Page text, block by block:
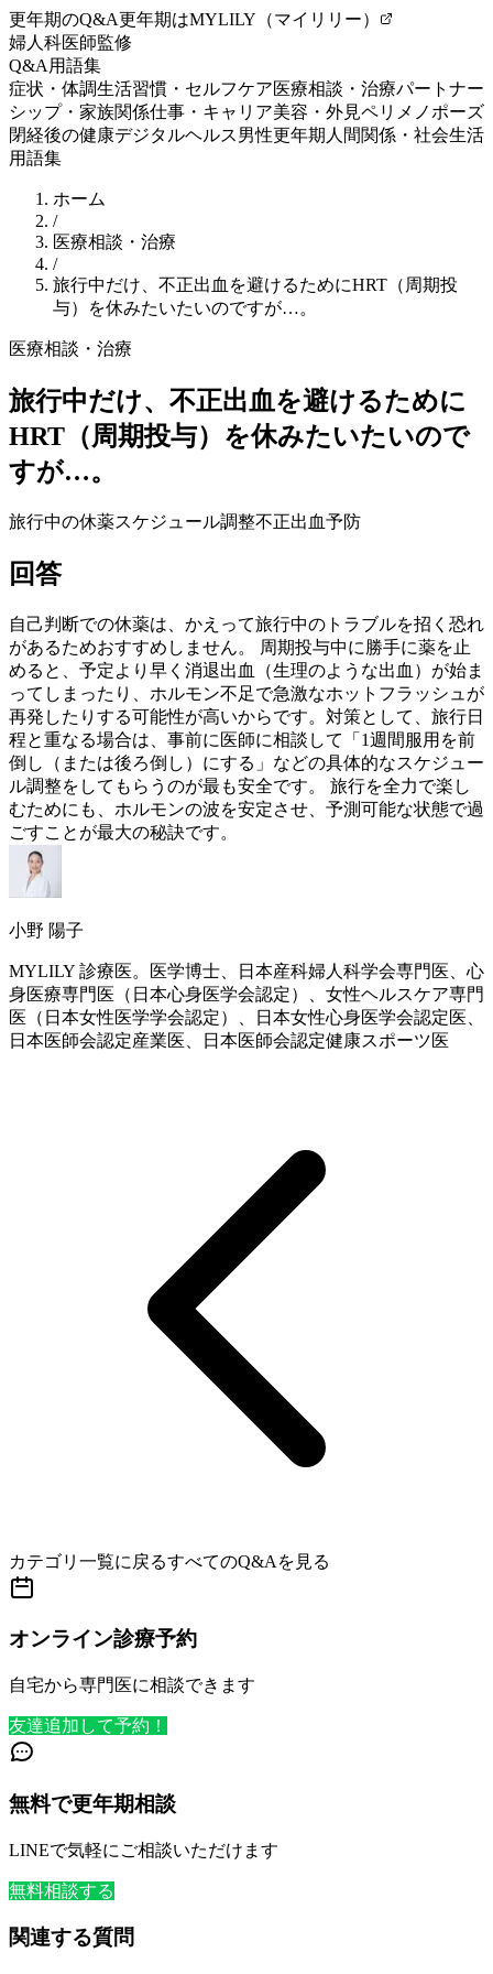
更年期のQ&A更年期はMYLILY（マイリリー）
婦人科医師監修
Q&A 用語集
症状・体調生活習慣・セルフケア医療相談・治療パートナー
シップ・家族関係仕事・キャリア美容・外見ペリメノポーズ
閉経後の健康デジタルヘルス男性更年期 人間関係・社会生活
用語集
ホーム
/
医療相談・治療
/
旅行中だけ、不正出血を避けるためにHRT（周期投
与）を休みたいたいのですが…。
医療相談・治療
旅行中だけ、不正出血を避けるために
HRT（周期投与）を休みたいたいので
すが…。
旅行中の休薬スケジュール調整不正出血予防
回答
自己判断での休薬は、かえって旅行中のトラブルを招く恐れ
があるためおすすめしません。 周期投与中に勝手に薬を止
めると、予定より早く消退出血（生理のような出血）が始ま
ってしまったり、ホルモン不足で急激なホットフラッシュが
再発したりする可能性が高いからです。対策として、旅行日
程と重なる場合は、事前に医師に相談して「1週間服用を前
倒し（または後ろ倒し）にする」などの具体的なスケジュー
ル調整をしてもらうのが最も安全です。 旅行を全力で楽し
むためにも、ホルモンの波を安定させ、予測可能な状態で過
ごすことが最大の秘訣です。
小野 陽子
MYLILY 診療医。医学博士、日本産科婦人科学会専門医、心
身医療専門医（日本心身医学会認定）、女性ヘルスケア専門
医（日本女性医学学会認定）、日本女性心身医学会認定医、
日本医師会認定産業医、日本医師会認定健康スポーツ医
カテゴリ一覧に戻るすべてのQ&Aを見る
オンライン診療予約
自宅から専門医に相談できます
友達追加して予約！
無料で更年期相談
LINEで気軽にご相談いただけます
無料相談する
関連する質問